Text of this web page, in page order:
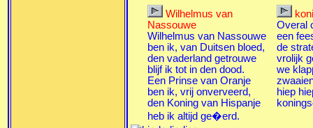
Wilhelmus van
Nassouwe
Wilhelmus van Nassouwe
ben ik, van Duitsen bloed,
den vaderland getrouwe
blijf ik tot in den dood.
Een Prinse van Oranje
ben ik, vrij onverveerd,
den Koning van Hispanje
heb ik altijd ge�erd.
Overal
een
de
vrolijk
we
hiep